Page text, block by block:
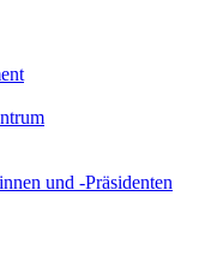
und -Präsidenten